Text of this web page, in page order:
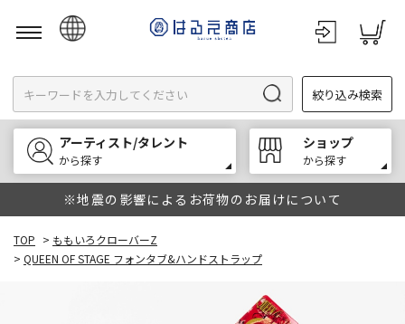
English
한국어
中文
絞り込み検索
アーティスト/タレント
から探す
ショップ
から探す
※地震の影響によるお荷物のお届けについて
TOP > ももいろクローバーZ
> QUEEN OF STAGE フォンタブ&ハンドストラップ